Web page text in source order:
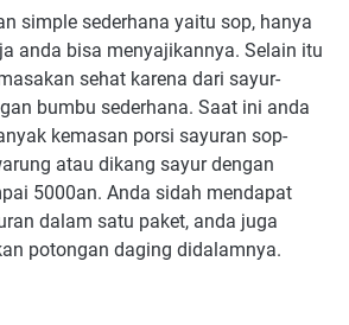
simple sederhana yaitu sop, hanya
anda bisa menyajikannya. Selain itu
sehat karena dari sayur-
bumbu sederhana. Saat ini anda
kemasan porsi sayuran sop-
atau dikang sayur dengan
5000an. Anda sidah mendapat
dalam satu paket, anda juga
potongan daging didalamnya.